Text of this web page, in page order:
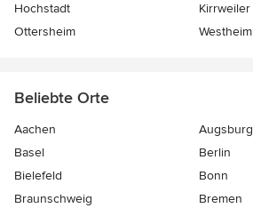
Hochstadt
Kirrweiler
Ottersheim
Westheim
Beliebte Orte
Aachen
Augsburg
Basel
Berlin
Bielefeld
Bonn
Braunschweig
Bremen